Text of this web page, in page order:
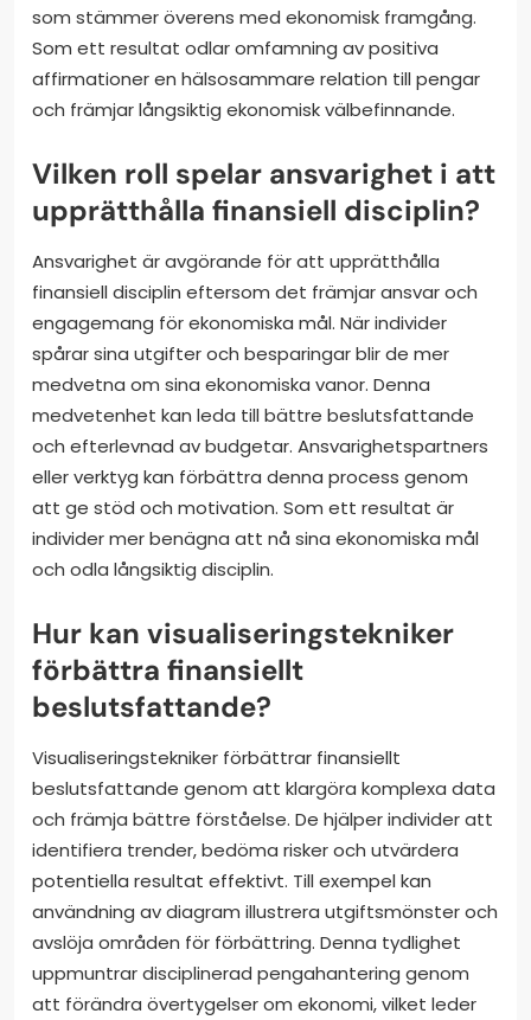
som stämmer överens med ekonomisk framgång.
Som ett resultat odlar omfamning av positiva
affirmationer en hälsosammare relation till pengar
och främjar långsiktig ekonomisk välbefinnande.
Vilken roll spelar ansvarighet i att
upprätthålla finansiell disciplin?
Ansvarighet är avgörande för att upprätthålla
finansiell disciplin eftersom det främjar ansvar och
engagemang för ekonomiska mål. När individer
spårar sina utgifter och besparingar blir de mer
medvetna om sina ekonomiska vanor. Denna
medvetenhet kan leda till bättre beslutsfattande
och efterlevnad av budgetar. Ansvarighetspartners
eller verktyg kan förbättra denna process genom
att ge stöd och motivation. Som ett resultat är
individer mer benägna att nå sina ekonomiska mål
och odla långsiktig disciplin.
Hur kan visualiseringstekniker
förbättra finansiellt
beslutsfattande?
Visualiseringstekniker förbättrar finansiellt
beslutsfattande genom att klargöra komplexa data
och främja bättre förståelse. De hjälper individer att
identifiera trender, bedöma risker och utvärdera
potentiella resultat effektivt. Till exempel kan
användning av diagram illustrera utgiftsmönster och
avslöja områden för förbättring. Denna tydlighet
uppmuntrar disciplinerad pengahantering genom
att förändra övertygelser om ekonomi, vilket leder